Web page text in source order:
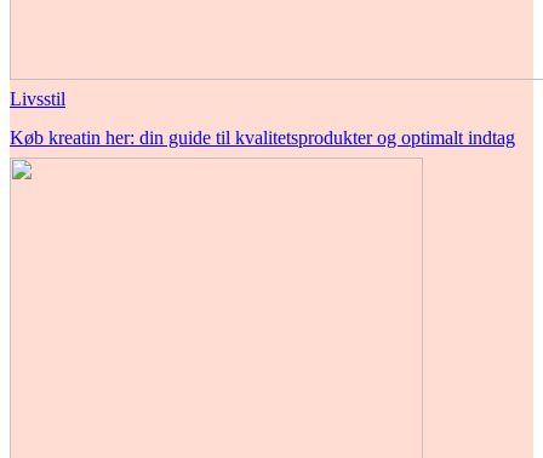
Livsstil
Køb kreatin her: din guide til kvalitetsprodukter og optimalt indtag